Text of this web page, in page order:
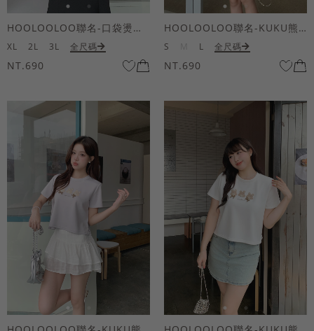
HOOLOOLOO聯名-口袋燙金KUKU熊短袖上衣
XL 2L 3L 全尺碼
NT.690
HOOLOOLOO聯名-KUKU熊蝴蝶結短袖上衣
S L 全尺碼
NT.690